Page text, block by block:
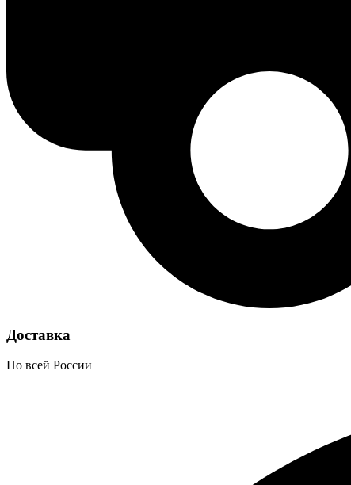
Доставка
По всей России